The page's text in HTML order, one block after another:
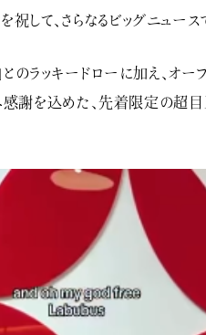
して、さらなるビッグニュース
とのラッキードローに加え、オー
感謝を込めた、先着限定の超